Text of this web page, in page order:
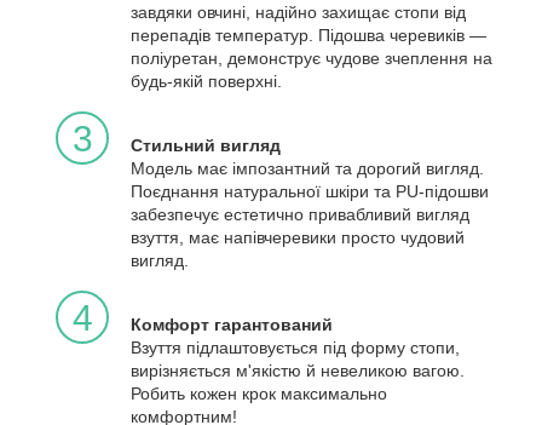
завдяки овчині, надійно захищає стопи від
перепадів температур. Підошва черевиків —
поліуретан, демонструє чудове зчеплення на
будь-якій поверхні.
3
Стильний вигляд
Модель має імпозантний та дорогий вигляд.
Поєднання натуральної шкіри та PU-підошви
забезпечує естетично привабливий вигляд
взуття, має напівчеревики просто чудовий
вигляд.
4
Комфорт гарантований
Взуття підлаштовується під форму стопи,
вирізняється м'якістю й невеликою вагою.
Робить кожен крок максимально
комфортним!